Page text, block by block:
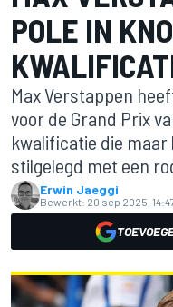
POLE IN
Max Verstappen
voor de Grand Prix
kwalificatie die
stilgelegd met een
Erwin Jaeggi
Bewerkt: 20 sep 2025,